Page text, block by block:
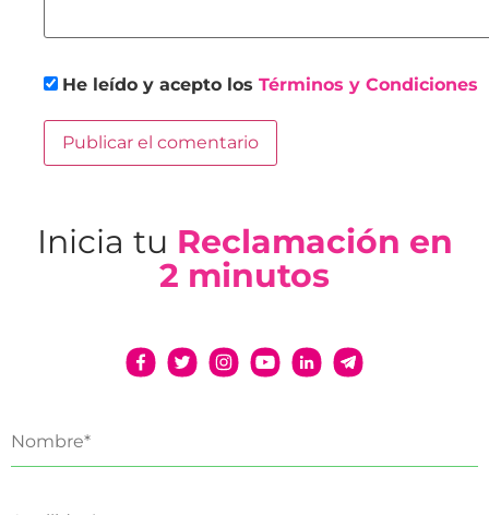
He leído y acepto los Términos y Condiciones
Inicia tu Reclamación en
2 minutos